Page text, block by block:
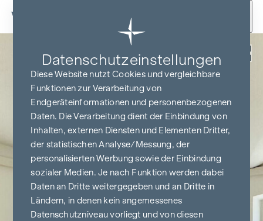
Zum Inhalt springen
Datenschutz­einstellungen
Diese Website nutzt Cookies und vergleichbare
Funktionen zur Verarbeitung von
Endgeräteinformationen und personenbezogenen
Daten. Die Verarbeitung dient der Einbindung von
Inhalten, externen Diensten und Elementen Dritter,
der statistischen Analyse/Messung, der
personalisierten Werbung sowie der Einbindung
sozialer Medien. Je nach Funktion werden dabei
Daten an Dritte weitergegeben und an Dritte in
Ländern, in denen kein angemessenes
Datenschutzniveau vorliegt und von diesen